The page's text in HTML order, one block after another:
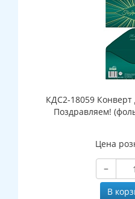
КДС2-18059 Конверт
Поздравляем!
Цена
−
В